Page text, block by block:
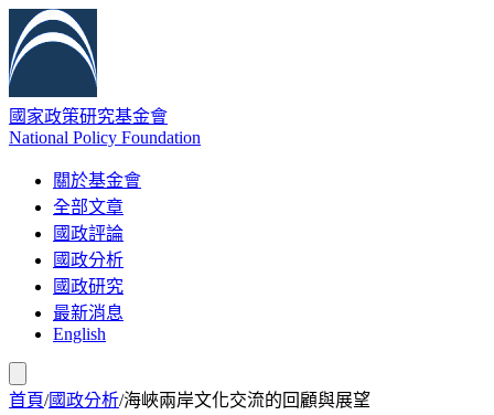
國家政策研究基金會
National Policy Foundation
關於基金會
全部文章
國政評論
國政分析
國政研究
最新消息
English
首頁/國政分析/海峽兩岸文化交流的回顧與展望